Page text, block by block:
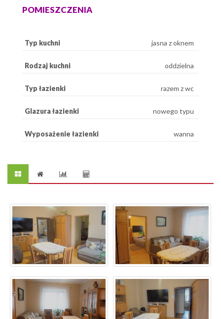
POMIESZCZENIA
Typ kuchni jasna z oknem
Rodzaj kuchni oddzielna
Typ łazienki razem z wc
Glazura łazienki nowego typu
Wyposażenie łazienki wanna